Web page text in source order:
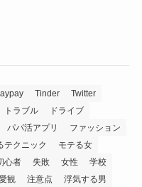
Tinder
Twitter
トラブル
ドライブ
パパ活アプリ
ファッション
テクニック
モテる女
心者 失敗 女性
学校
観 注意点
浮気する男